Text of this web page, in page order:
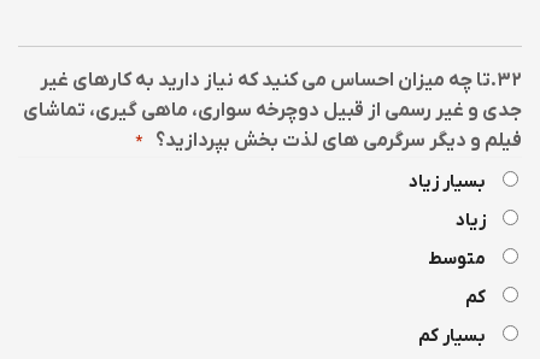
۳۲.تا چه میزان احساس می کنید که نیاز دارید به کارهای غیر
جدی و غیر رسمی از قبیل دوچرخه سواری، ماهی گیری، تماشای
فیلم و دیگر سرگرمی های لذت بخش بپردازید؟
*
بسیار زیاد
زیاد
متوسط
کم
بسیار کم